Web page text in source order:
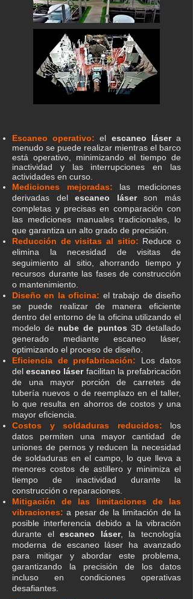
Escaneo operativo:el escaneo lásera
menudo se puede realizar mientras el barco
está operativo, minimizando el tiempo de
inactividad y las interrupciones en las
actividades en curso.
Mediciones mejoradas: las mediciones
derivadas delescaneo láserson más
completas y precisas en comparación con
las mediciones manuales tradicionales, lo
que garantiza un alto grado de precisión.
Reducción de visitas al sitio: Reduce o
elimina la necesidad de visitas de
seguimiento al sitio, ahorrando tiempo y
recursos durante las fases de construcción
o mantenimiento.
Diseño en la oficina: el trabajo de diseño
se puede realizar de manera eficiente
dentro del entorno de la oficina utilizando el
modelo de nube de puntos 3D detallado
generado mediante escaneo láser,
optimizando el proceso de diseño.
Eficiencia de prefabricación: Los datos
delescaneo láserfacilitan la prefabricación
de una mayor porción de carretes de
tubería nuevos o de reemplazo en el taller,
lo que resulta en ahorros de costos y una
mayor eficiencia.
Costos y soldaduras reducidos:
los
datos permiten una mayor cantidad de
uniones de pernos y reducen la necesidad
de soldaduras en el campo, lo que lleva a
menores costos de astillero y minimiza el
tiempo de inactividad durante la
construcción o reparaciones.
Mitigación de las limitaciones de las
vibraciones: a pesar de la limitación de la
posible interferencia debido a la vibración
durante elescaneo láser, la tecnología
moderna de escaneo láser ha avanzado
para mitigar y abordar este problema,
garantizando la precisión de los datos
incluso en condiciones operativas
desafiantes.